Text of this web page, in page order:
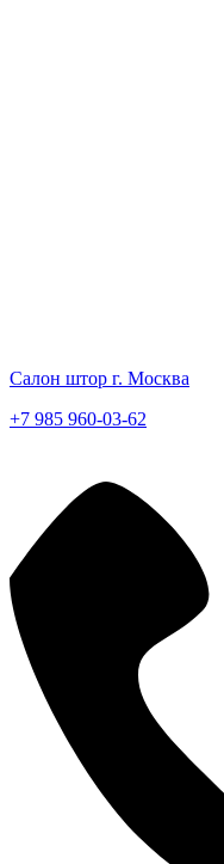
Салон штор г. Москва
+7 985 960-03-62